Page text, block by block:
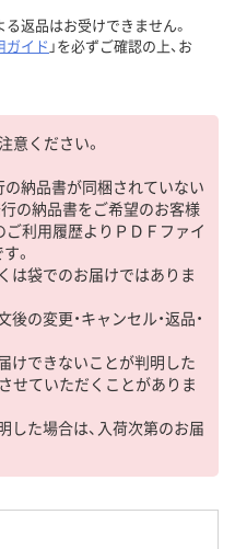
る返品はお受けできません。
ガイド 」を必ずご確認の上、お
意ください。
の納品書が同梱されていない
の納品書をご希望のお客様
ご利用履歴よりＰＤＦファイ
。
は袋でのお届けではありま
の変更・キャンセル・返品・
けできないことが判明した
せていただくことがありま
した場合は、入荷次第のお届